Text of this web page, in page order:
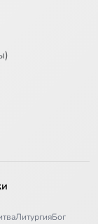
ЛитургияБог